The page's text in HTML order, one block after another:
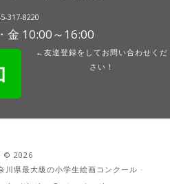
317-8220
金 10:00～16:00
←友達登録をしてお問い合わせくだ
さい！
© 2026
川県最大級の小学生絵画コンクール ·